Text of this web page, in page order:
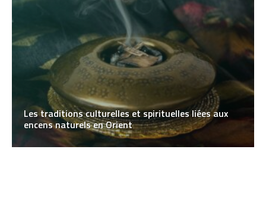
Les traditions culturelles et spirituelles liées aux
encens naturels en Orient